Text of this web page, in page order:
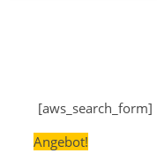
[aws_search_form]
Angebot!